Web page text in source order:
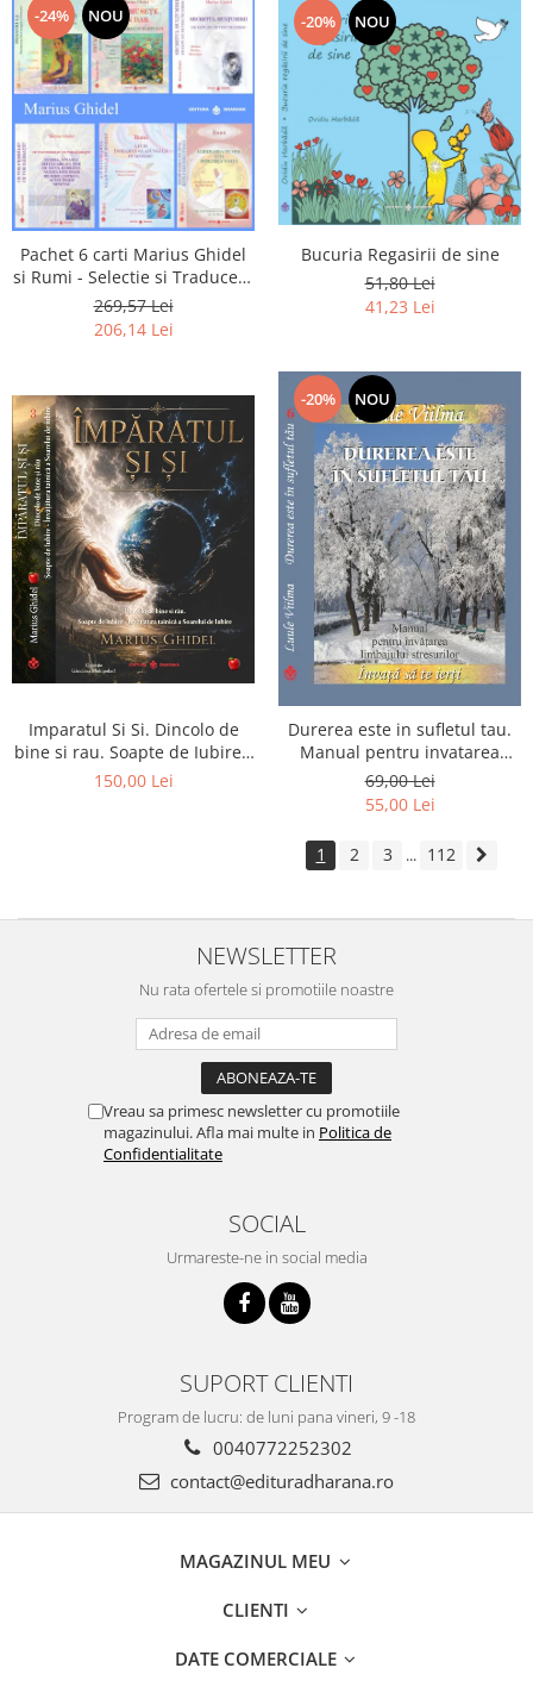
-24% NOU
Pachet 6 carti Marius Ghidel
si Rumi - Selectie si Traducere
de Marius Ghidel
269,57 Lei
206,14 Lei
-20% NOU
Bucuria Regasirii de sine
51,80 Lei
41,23 Lei
Imparatul Si Si. Dincolo de
bine si rau. Soapte de Iubire -
Invatatura tainica a Soarelui
150,00 Lei
-20% NOU
Durerea este in sufletul tau.
Manual pentru invatarea
limbajului stresurilor Seria
Invata sa te Ierti Luule Viilma
69,00 Lei
55,00 Lei
1 2 3 ... 112
NEWSLETTER
Nu rata ofertele si promotiile noastre
Vreau sa primesc newsletter cu promotiile
magazinului. Afla mai multe in Politica de
Confidentialitate
SOCIAL
Urmareste-ne in social media
SUPORT CLIENTI
Program de lucru: de luni pana vineri, 9 -18
0040772252302
contact@edituradharana.ro
MAGAZINUL MEU
CLIENTI
DATE COMERCIALE